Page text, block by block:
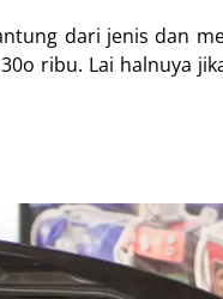
dari jenis dan
ribu. Lai halnuya